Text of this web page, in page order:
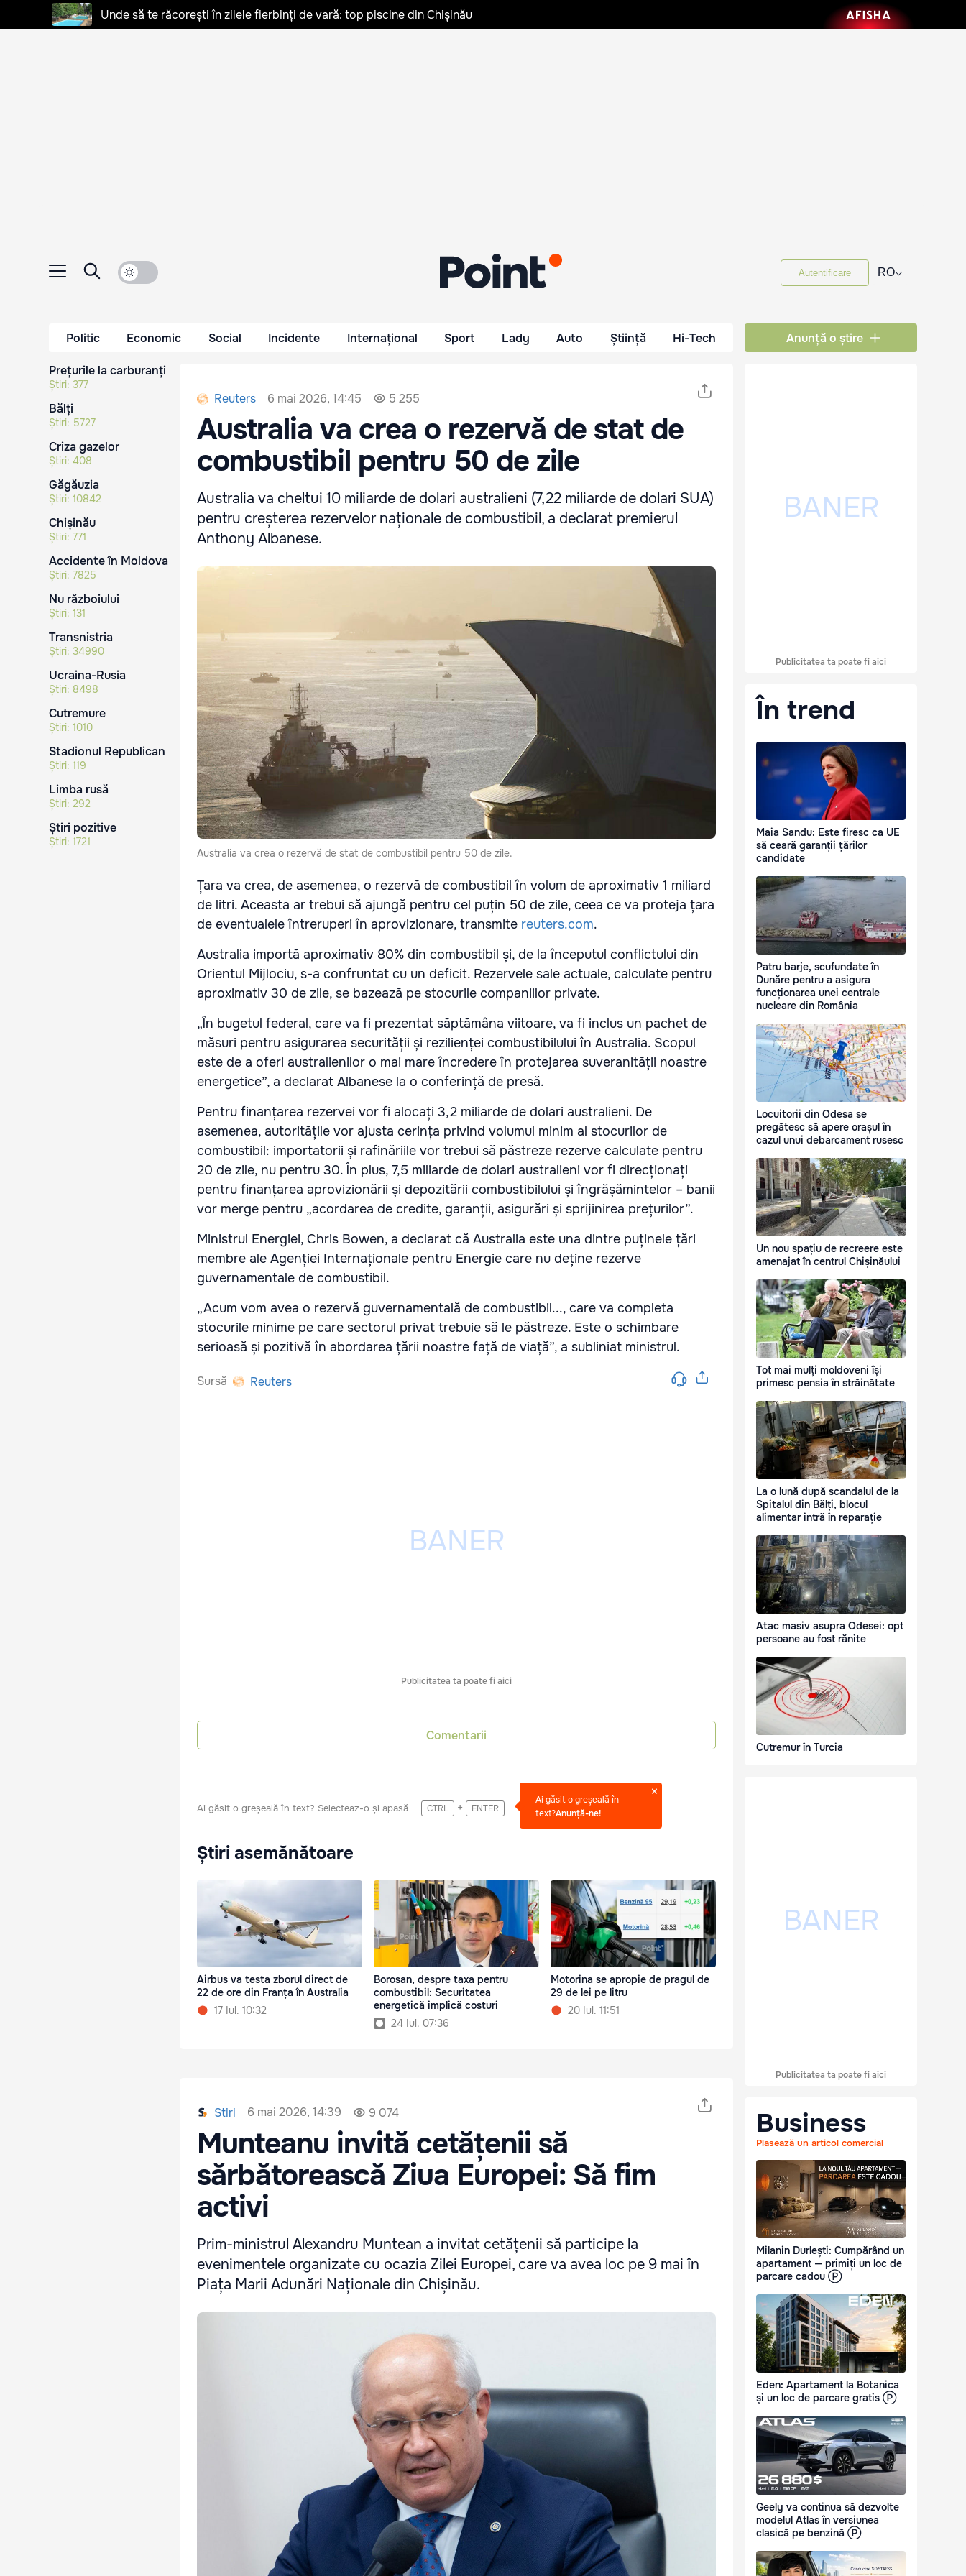
Unde să te răcorești în zilele fierbinți de vară: top piscine din Chișinău
Autentificare RO⌵
Politic Economic Social Incidente Internațional Sport Lady Auto Știință Hi-Tech Anunță o știre
Prețurile la carburanți
Știri: 377
Bălți
Știri: 5727
Criza gazelor
Știri: 408
Găgăuzia
Știri: 10842
Chișinău
Știri: 771
Accidente în Moldova
Știri: 7825
Nu războiului
Știri: 131
Transnistria
Știri: 34990
Ucraina-Rusia
Știri: 8498
Cutremure
Știri: 1010
Stadionul Republican
Știri: 119
Limba rusă
Știri: 292
Știri pozitive
Știri: 1721
Reuters 6 mai 2026, 14:45 5 255
Australia va crea o rezervă de stat de
combustibil pentru 50 de zile
Australia va cheltui 10 miliarde de dolari australieni (7,22 miliarde de dolari SUA)
pentru creșterea rezervelor naționale de combustibil, a declarat premierul
Anthony Albanese.
Australia va crea o rezervă de stat de combustibil pentru 50 de zile.
Țara va crea, de asemenea, o rezervă de combustibil în volum de aproximativ 1 miliard
de litri. Aceasta ar trebui să ajungă pentru cel puțin 50 de zile, ceea ce va proteja țara
de eventualele întreruperi în aprovizionare, transmite reuters.com.
Australia importă aproximativ 80% din combustibil și, de la începutul conflictului din
Orientul Mijlociu, s-a confruntat cu un deficit. Rezervele sale actuale, calculate pentru
aproximativ 30 de zile, se bazează pe stocurile companiilor private.
„În bugetul federal, care va fi prezentat săptămâna viitoare, va fi inclus un pachet de
măsuri pentru asigurarea securității și rezilienței combustibilului în Australia. Scopul
este de a oferi australienilor o mai mare încredere în protejarea suveranității noastre
energetice”, a declarat Albanese la o conferință de presă.
Pentru finanțarea rezervei vor fi alocați 3,2 miliarde de dolari australieni. De
asemenea, autoritățile vor ajusta cerința privind volumul minim al stocurilor de
combustibil: importatorii și rafinăriile vor trebui să păstreze rezerve calculate pentru
20 de zile, nu pentru 30. În plus, 7,5 miliarde de dolari australieni vor fi direcționați
pentru finanțarea aprovizionării și depozitării combustibilului și îngrășămintelor – banii
vor merge pentru „acordarea de credite, garanții, asigurări și sprijinirea prețurilor”.
Ministrul Energiei, Chris Bowen, a declarat că Australia este una dintre puținele țări
membre ale Agenției Internaționale pentru Energie care nu deține rezerve
guvernamentale de combustibil.
„Acum vom avea o rezervă guvernamentală de combustibil..., care va completa
stocurile minime pe care sectorul privat trebuie să le păstreze. Este o schimbare
serioasă și pozitivă în abordarea țării noastre față de viață”, a subliniat ministrul.
Sursă Reuters
Publicitatea ta poate fi aici
Comentarii
Ai găsit o greșeală în text? Selecteaz-o și apasă CTRL + ENTER
Ai găsit o greșeală în
text?Anunță-ne!
Știri asemănătoare
Airbus va testa zborul direct de
22 de ore din Franța în Australia
17 Iul. 10:32
Borosan, despre taxa pentru
combustibil: Securitatea
energetică implică costuri
24 Iul. 07:36
Motorina se apropie de pragul de
29 de lei pe litru
20 Iul. 11:51
Stiri 6 mai 2026, 14:39 9 074
Munteanu invită cetățenii să
sărbătorească Ziua Europei: Să fim
activi
Prim-ministrul Alexandru Muntean a invitat cetățenii să participe la
evenimentele organizate cu ocazia Zilei Europei, care va avea loc pe 9 mai în
Piața Marii Adunări Naționale din Chișinău.
Publicitatea ta poate fi aici
În trend
Maia Sandu: Este firesc ca UE
să ceară garanții țărilor
candidate
Patru barje, scufundate în
Dunăre pentru a asigura
funcționarea unei centrale
nucleare din România
Locuitorii din Odesa se
pregătesc să apere orașul în
cazul unui debarcament rusesc
Un nou spațiu de recreere este
amenajat în centrul Chișinăului
Tot mai mulți moldoveni își
primesc pensia în străinătate
La o lună după scandalul de la
Spitalul din Bălți, blocul
alimentar intră în reparație
Atac masiv asupra Odesei: opt
persoane au fost rănite
Cutremur în Turcia
Publicitatea ta poate fi aici
Business
Plasează un articol comercial
Milanin Durlești: Cumpărând un
apartament — primiți un loc de
parcare cadou Ⓟ
Eden: Apartament la Botanica
și un loc de parcare gratis Ⓟ
Geely va continua să dezvolte
modelul Atlas în versiunea
clasică pe benzină Ⓟ